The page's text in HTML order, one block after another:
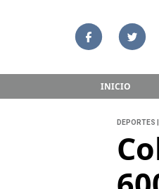
INICIO
DEPORTES